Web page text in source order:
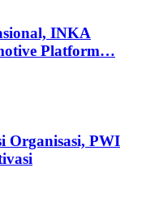
INKA
Platform…
Organisasi, PWI